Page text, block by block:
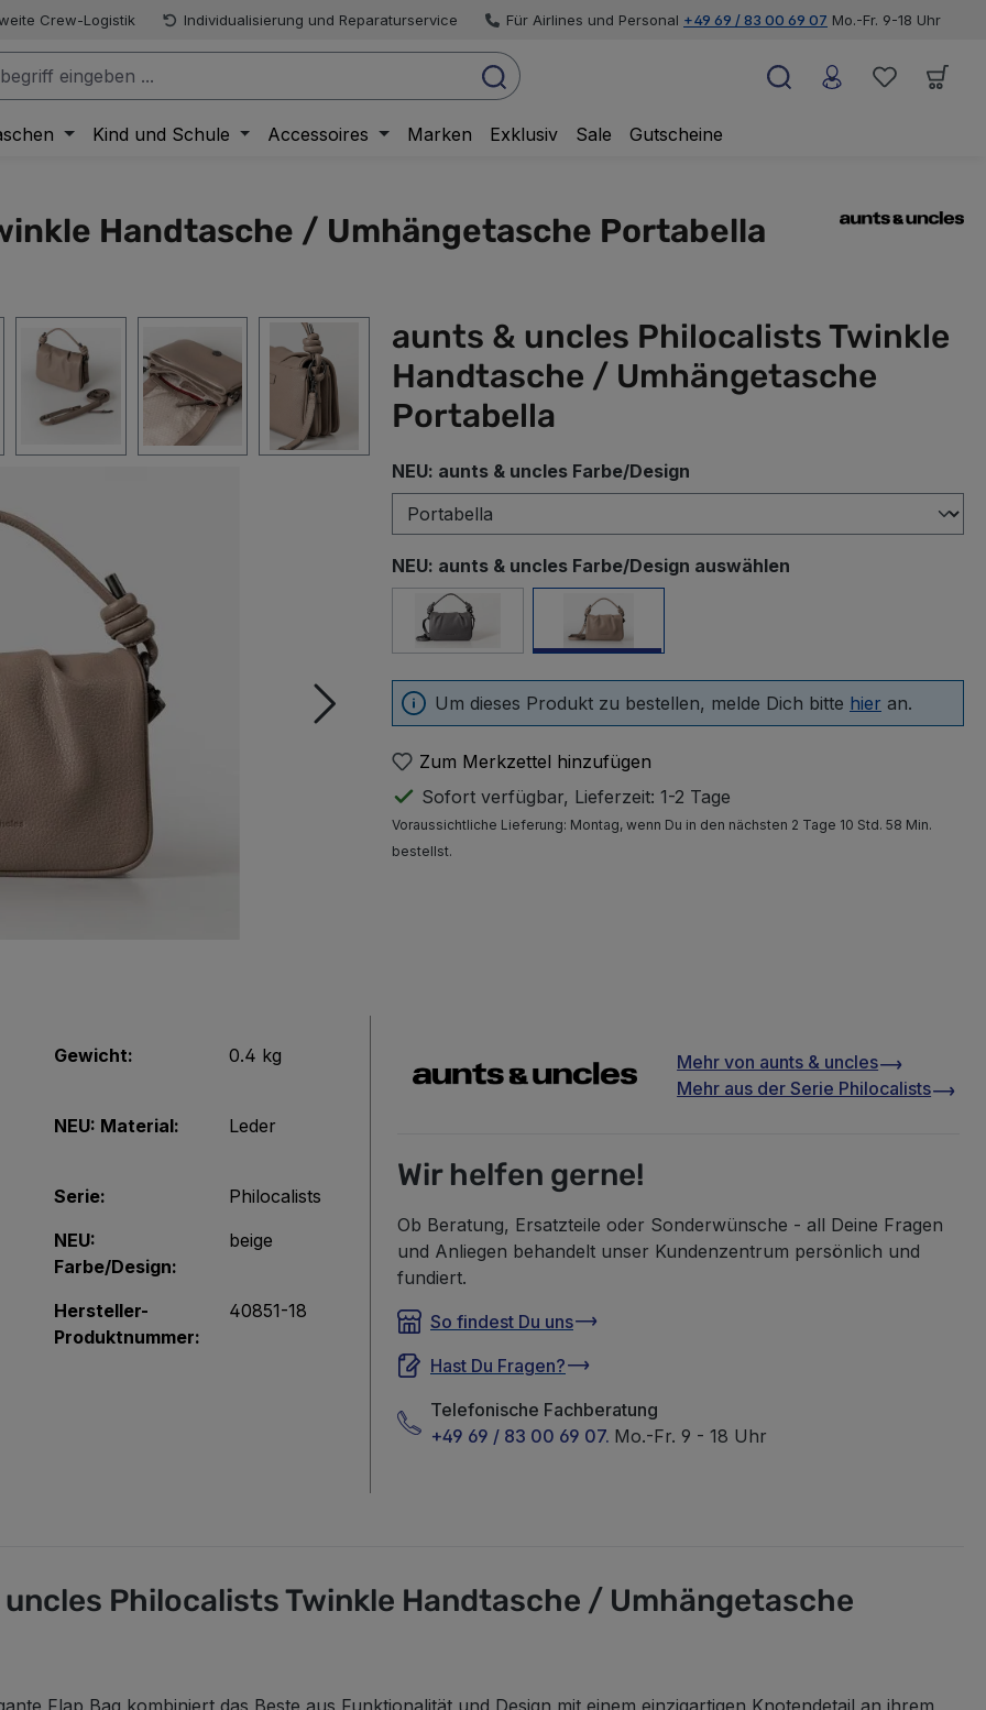
Crew-Logistik Individualisierung und Reparaturservice Für Airlines und Personal +49 69 / 83 00 69 07 Mo.-Fr. 9-18 Uhr
Kind und Schule Accessoires Marken Exklusiv Sale Gutscheine
Handtasche / Umhängetasche Portabella
aunts & uncles Philocalists Twinkle
Handtasche / Umhängetasche
Portabella
NEU: aunts & uncles Farbe/Design
NEU: aunts & uncles Farbe/Design auswählen
Eiffel tower Portabella
Um dieses Produkt zu bestellen, melde Dich bitte hier an.
Zum Merkzettel hinzufügen
Sofort verfügbar, Lieferzeit: 1-2 Tage
Voraussichtliche Lieferung: Montag, wenn Du in den nächsten 2 Tage 10 Std. 58 Min.
bestellst.
Gewicht: 0.4 kg
NEU: Material: Leder
Serie:
Philocalists
NEU:
Farbe/Design:
beige
Hersteller-
Produktnummer:
40851-18
Mehr von aunts & uncles
Mehr aus der Serie Philocalists
Wir helfen gerne!
Ob Beratung, Ersatzteile oder Sonderwünsche - all Deine Fragen
und Anliegen behandelt unser Kundenzentrum persönlich und
fundiert.
So findest Du uns
Hast Du Fragen?
Telefonische Fachberatung
+49 69 / 83 00 69 07. Mo.-Fr. 9 - 18 Uhr
Philocalists Twinkle Handtasche / Umhängetasche
Flap Bag kombiniert das Beste aus Funktionalität und Design mit einem einzigartigen Knotendetail an ihrem